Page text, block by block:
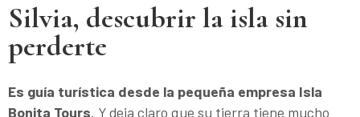
Silvia, descubrir la isla sin
perderte
Es guía turística desde la pequeña empresa Isla
Bonita Tours. Y deja claro que su tierra tiene mucho